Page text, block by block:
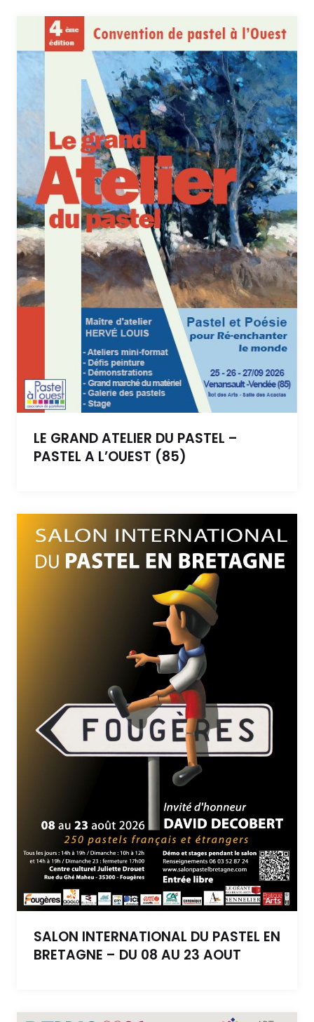
LE GRAND ATELIER DU PASTEL –
PASTEL A L’OUEST (85)
SALON INTERNATIONAL DU PASTEL EN
BRETAGNE – DU 08 AU 23 AOUT